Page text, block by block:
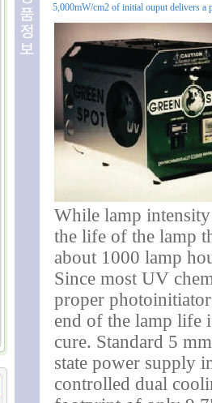
5,000mW/cm2 of initial ouput delivers a
While lamp
the life of the lamp
about 1000 lamp
Since most UV
proper
end of the lamp life
cure. Standard 5
state power supply
controlled dual